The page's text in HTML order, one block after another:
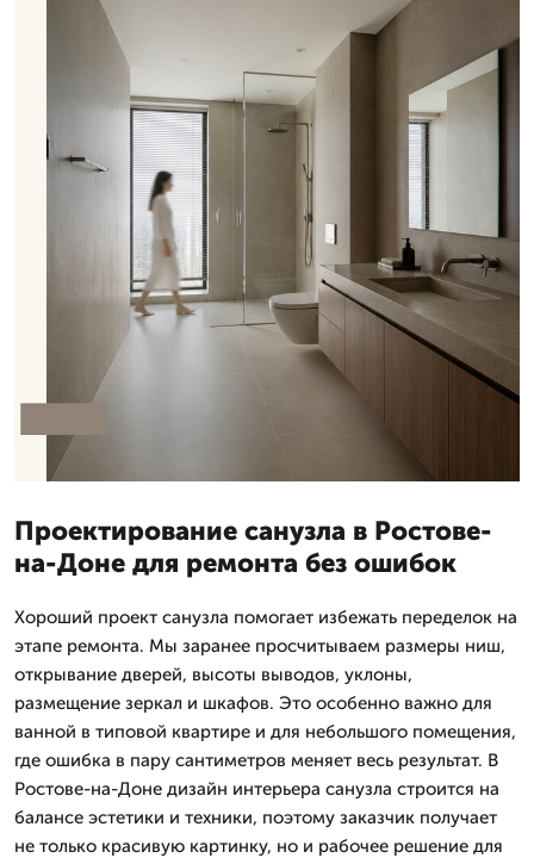
Проектирование санузла в Ростове-
на-Доне для ремонта без ошибок
Хороший проект санузла помогает избежать переделок на
этапе ремонта. Мы заранее просчитываем размеры ниш,
открывание дверей, высоты выводов, уклоны,
размещение зеркал и шкафов. Это особенно важно для
ванной в типовой квартире и для небольшого помещения,
где ошибка в пару сантиметров меняет весь результат. В
Ростове-на-Доне дизайн интерьера санузла строится на
балансе эстетики и техники, поэтому заказчик получает
не только красивую картинку, но и рабочее решение для